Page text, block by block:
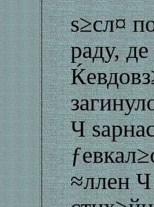
ѕ≥сл¤
раду,
Ч
≈ллен Ч